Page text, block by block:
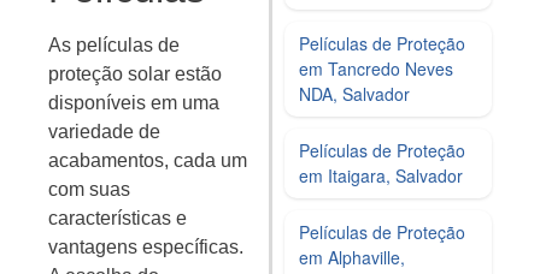
As películas de
proteção solar estão
disponíveis em uma
variedade de
acabamentos, cada um
com suas
características e
vantagens específicas.
Películas de Proteção
em Tancredo Neves
NDA, Salvador
Películas de Proteção
em Itaigara, Salvador
Películas de Proteção
em Alphaville,